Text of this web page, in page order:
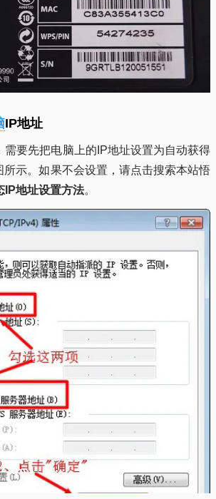
IP地址
需要先把电脑上的IP地址设置为自动获得
所示。如果不会设置，请点击搜索本站悟
IP地址设置方法。